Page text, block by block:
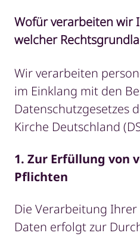
Wofür verarbeiten wir
welcher
Wir verarbeiten
im Einklang mit den
Datenschutzgesetzes
Kirche Deutschland
1. Zur Erfüllung von
Pflichten
Die Verarbeitung
Daten erfolgt zur